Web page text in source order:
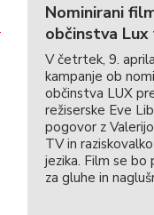
Nominirani
občinstva Lux
V četrtek, 9.
kampanje ob
občinstva LUX
režiserske Eve
pogovor z
TV in
jezika. Film se
za gluhe in